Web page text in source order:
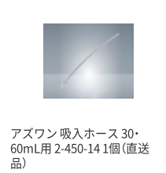
アズワン 吸入ホース 30・
60mL用 2-450-14 1個（直送
品）